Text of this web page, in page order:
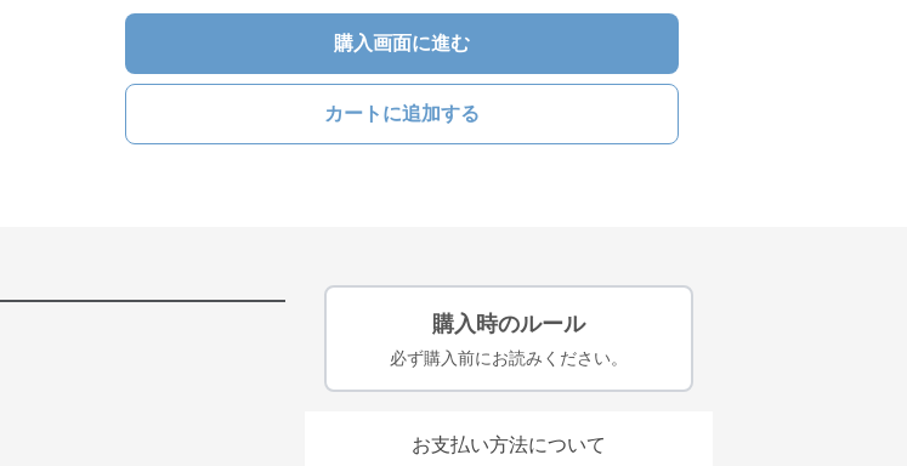
購入画面に進む
カートに追加する
購入時のルール
必ず購入前にお読みください。
お支払い方法について